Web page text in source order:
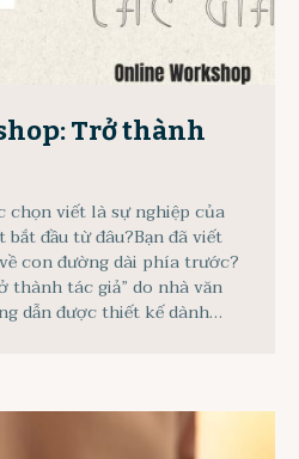
Trở thành
chọn viết là sự nghiệp của
đầu từ đâu?Bạn đã viết
con đường dài phía trước?
thành tác giả” do nhà văn
dẫn được thiết kế dành…